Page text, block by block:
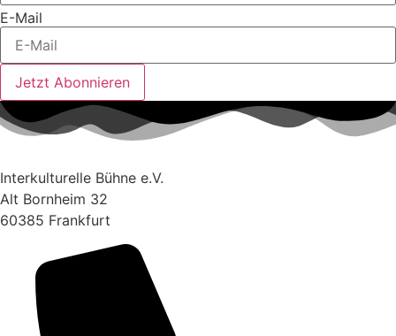
E-Mail
Jetzt Abonnieren
Interkulturelle Bühne e.V.
Alt Bornheim 32
60385 Frankfurt